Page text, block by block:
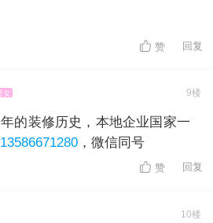
赞 回复
女 9楼
的装修历史，本地企业国家一
13586671280，微信同号
赞 回复
10楼